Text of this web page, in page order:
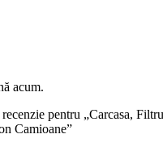
acum.
pentru „Carcasa,
Camioane”